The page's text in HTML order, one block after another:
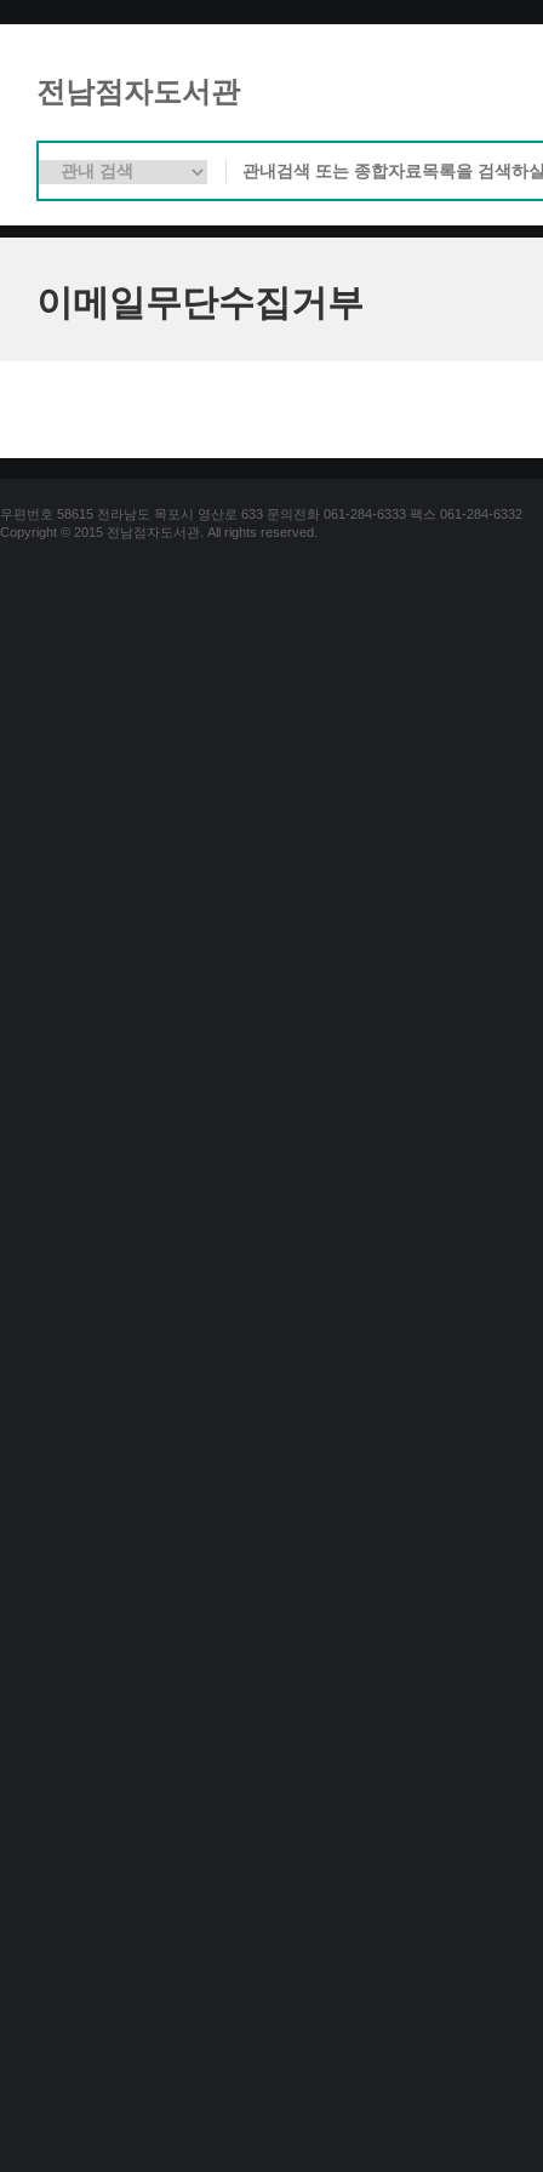
전남점자도서관
이메일무단수집거부
우편번호 58615 전라남도 목포시 영산로 633 문의전화 061-284-6333 팩스 061-284-6332
Copyright © 2015 전남점자도서관. All rights reserved.